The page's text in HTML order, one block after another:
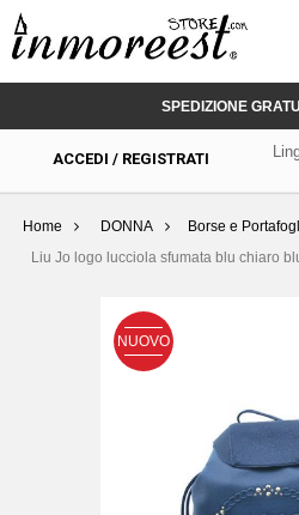
SPEDIZIONE
ACCEDI / REGISTRATI
Home DONNA Borse e
Liu Jo logo lucciola sfumata blu chiaro
NUOVO